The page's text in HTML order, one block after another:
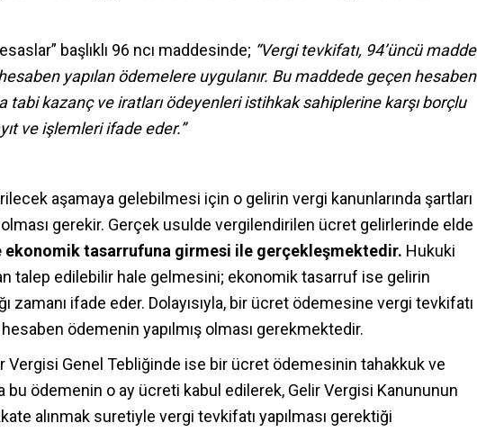
başlıklı 96 ncı maddesinde; “Vergi tevkifatı, 94’üncü madde
yapılan ödemelere uygulanır. Bu maddede geçen hesaben
tabi kazanç ve iratları ödeyenleri istihkak sahiplerine karşı borçlu
ve işlemleri ifade eder.”
aşamaya gelebilmesi için o gelirin vergi kanunlarında şartları
gerekir. Gerçek usulde vergilendirilen ücret gelirlerinde elde
ekonomik tasarrufuna girmesi ile gerçekleşmektedir. Hukuki
talep edilebilir hale gelmesini; ekonomik tasarruf ise gelirin
zamanı ifade eder. Dolayısıyla, bir ücret ödemesine vergi tevkifatı
ödemenin yapılmış olması gerekmektedir.
Vergisi Genel Tebliğinde ise bir ücret ödemesinin tahakkuk ve
bu ödemenin o ay ücreti kabul edilerek, Gelir Vergisi Kanununun
alınmak suretiyle vergi tevkifatı yapılması gerektiği